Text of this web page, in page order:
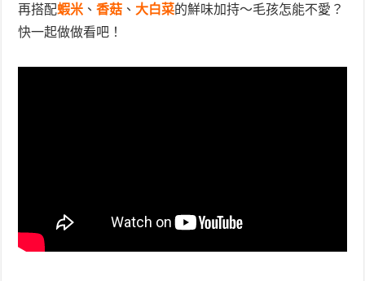
再搭配蝦米 、香菇 、 大白菜的鮮味加持～毛孩怎能不愛？
快一起做做看吧！